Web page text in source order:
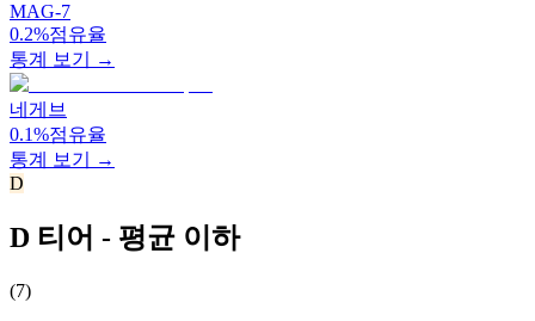
MAG-7
0.2%점유율
통계 보기 →
네게브
0.1%점유율
통계 보기 →
D
D 티어 - 평균 이하
(7)